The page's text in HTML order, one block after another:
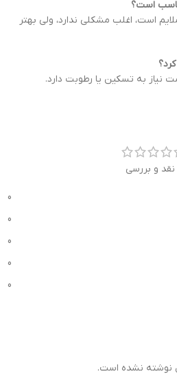
است؟
است، اغلب مشکلی ندارد، ولی بهتر
به تسکین یا رطوبت دارد.
0
0
0
0
0
نوشته نشده است.